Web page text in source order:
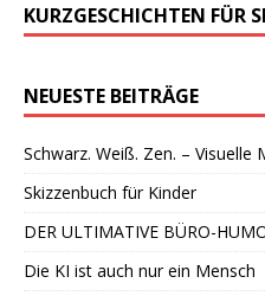
KURZGESCHICHTEN FÜR
NEUESTE BEITRÄGE
Schwarz. Weiß. Zen. –
Skizzenbuch für Kinder
DER ULTIMATIVE BÜRO-
Die KI ist auch nur ein Mensch